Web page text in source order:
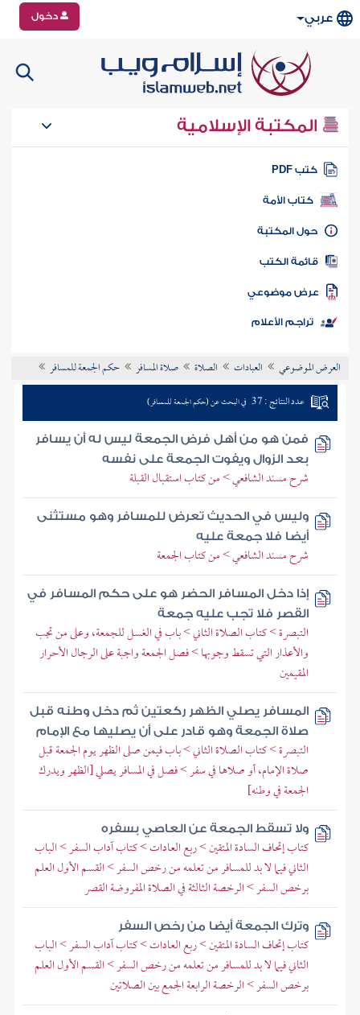
عربي دخول
المكتبة الإسلامية
كتب PDF
كتاب الأمة
المكتبة
الكتب
موضوعي
تراجم الأعلام
العرض الموضوعي العبادات الصلاة صلاة المسافر حكم الجمعة للمسافر
عدد النتائج : 37 في البحث عن (حكم الجمعة للمسافر)
فمن هو من أهل فرض الجمعة ليس له أن يسافر
بعد الزوال ويفوت الجمعة على نفسه
شرح مسند الشافعي > من كتاب استقبال القبلة
وليس في الحديث تعرض للمسافر وهو مستثنى
أيضا فلا جمعة عليه
شرح مسند الشافعي > من كتاب الجمعة
إذا دخل المسافر الحضر هو على حكم المسافر في
القصر فلا تجب عليه جمعة
التبصرة > كتاب الصلاة الثاني > باب في الغسل للجمعة، وعلى من تجب
والأعذار التي تسقط وجوبها > فصل الجمعة واجبة على الرجال الأحرار
المقيمين
المسافر يصلي الظهر ركعتين ثم دخل وطنه قبل
صلاة الجمعة وهو قادر على أن يصليها مع الإمام
التبصرة > كتاب الصلاة الثاني > باب فيمن صلى الظهر يوم الجمعة قبل
صلاة الإمام، أو صلاها في سفر > فصل في المسافر يصلي [الظهر ويدرك
الجمعة في وطنه]
ولا تسقط الجمعة عن العاصي بسفره
كتاب إتحاف السادة المتقين > ربع العادات > كتاب آداب السفر > الباب
الثاني فيما لا بد للمسافر من تعلمه من رخص السفر > القسم الأول العلم
برخص السفر > الرخصة الثالثة في الصلاة المفروضة القصر
وترك الجمعة أيضا من رخص السفر
كتاب إتحاف السادة المتقين > ربع العادات > كتاب آداب السفر > الباب
الثاني فيما لا بد للمسافر من تعلمه من رخص السفر > القسم الأول العلم
برخص السفر > الرخصة الرابعة الجمع بين الصلاتين